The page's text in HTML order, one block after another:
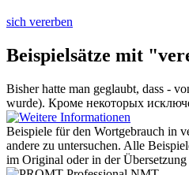
sich vererben
Beispielsätze mit
Bisher hatte man geglaubt, dass -
wurde). Кроме некоторых
Beispiele für den Wortgebrauch in
andere zu untersuchen. Alle
im Original oder in der